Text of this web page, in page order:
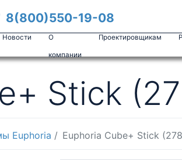
8(800)550-19-08
Новости О
компании
Проектировщикам
Stick
Euphoria Euphoria Cube+ Stick